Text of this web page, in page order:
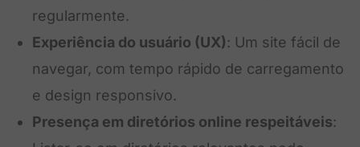
regularmente.
Experiência do usuário (UX): Um site fácil de
navegar, com tempo rápido de carregamento
e design responsivo.
Presença em diretórios online respeitáveis: